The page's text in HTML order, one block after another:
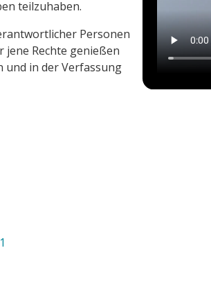
teilzuhaben.
Personen
Rechte genießen
und in der Verfassung